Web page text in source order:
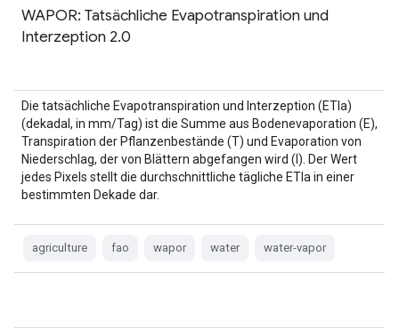
WAPOR: Tatsächliche Evapotranspiration und
Interzeption 2.0
Die tatsächliche Evapotranspiration und Interzeption (ETIa)
(dekadal, in mm/Tag) ist die Summe aus Bodenevaporation (E),
Transpiration der Pflanzenbestände (T) und Evaporation von
Niederschlag, der von Blättern abgefangen wird (I). Der Wert
jedes Pixels stellt die durchschnittliche tägliche ETIa in einer
bestimmten Dekade dar.
agriculture fao wapor water water-vapor